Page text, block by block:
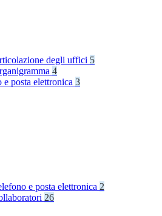
degli uffici 5
4
e posta elettronica 3
e posta elettronica 2
26